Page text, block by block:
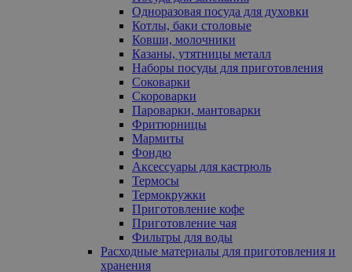
Одноразовая посуда для духовки
Котлы, баки столовые
Ковши, молочники
Казаны, утятницы металл
Наборы посуды для приготовления
Соковарки
Скороварки
Пароварки, мантоварки
Фритюрницы
Мармиты
Фондю
Аксессуары для кастрюль
Термосы
Термокружки
Приготовление кофе
Приготовление чая
Фильтры для воды
Расходные материалы для приготовления и
хранения